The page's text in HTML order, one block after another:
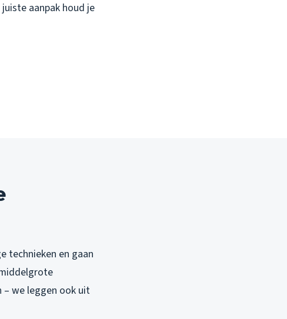
aanpak houd je
technieken en gaan
we leggen ook uit